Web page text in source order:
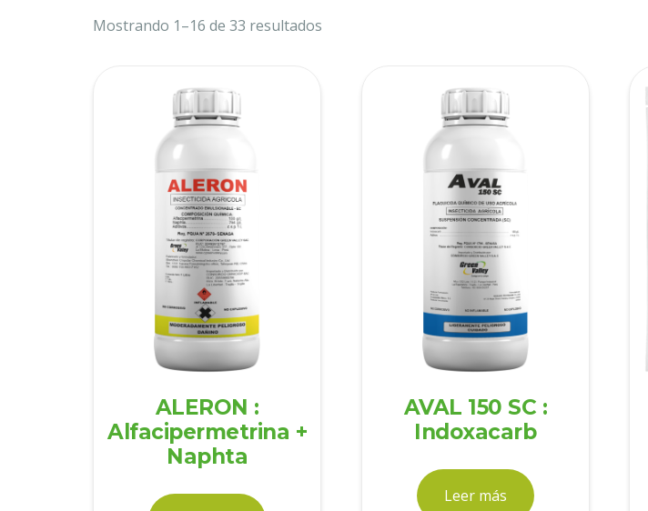
Mostrando 1–16 de 33 resultados
ALERON :
Alfacipermetrina +
Naphta
AVAL 150 SC :
Indoxacarb
Leer más